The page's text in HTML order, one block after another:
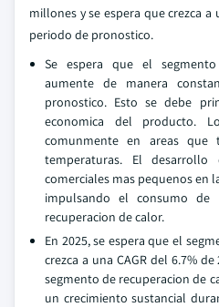
millones y se espera que crezca a
periodo de pronostico.
Se espera que el
aumente de manera
pronostico. Esto se debe
economica del producto.
comunmente en areas
temperaturas. El desarrollo
comerciales mas pequenos en
impulsando el consumo de
recuperacion de calor.
En 2025, se espera que el
crezca a una CAGR del 6.7%
segmento de recuperacion de
un crecimiento sustancial